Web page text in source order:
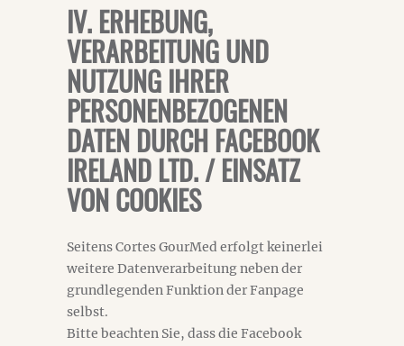
IV. ERHEBUNG,
VERARBEITUNG UND
NUTZUNG IHRER
PERSONENBEZOGENEN
DATEN DURCH FACEBOOK
IRELAND LTD. / EINSATZ
VON COOKIES
Seitens Cortes GourMed erfolgt keinerlei
weitere Datenverarbeitung neben der
grundlegenden Funktion der Fanpage
selbst.
Bitte beachten Sie, dass die Facebook